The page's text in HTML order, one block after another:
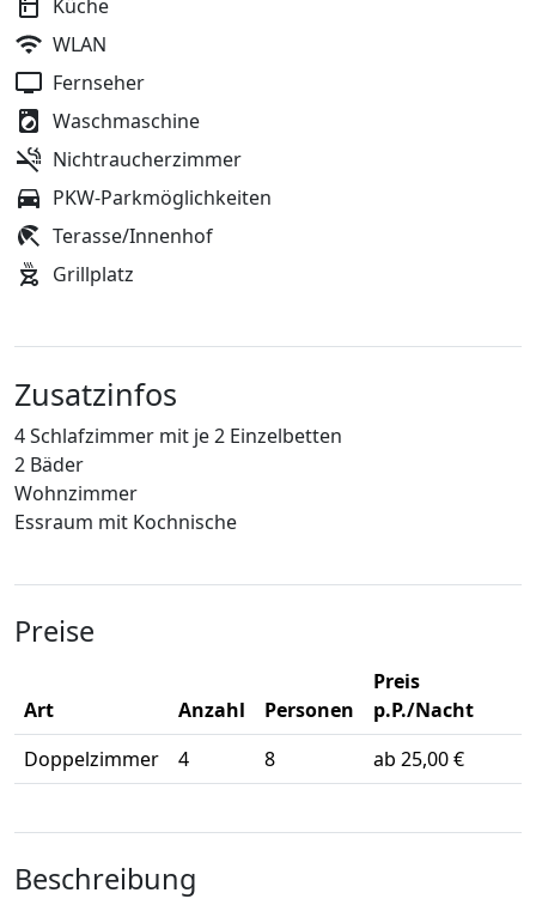
Küche
WLAN
Fernseher
Waschmaschine
Nichtraucherzimmer
PKW-Parkmöglichkeiten
Terasse/Innenhof
Grillplatz
Zusatzinfos
4 Schlafzimmer mit je 2 Einzelbetten
2 Bäder
Wohnzimmer
Essraum mit Kochnische
Preise
Art Anzahl Personen
Preis
p.P./Nacht
Doppelzimmer
4 8 ab 25,00 €
Beschreibung